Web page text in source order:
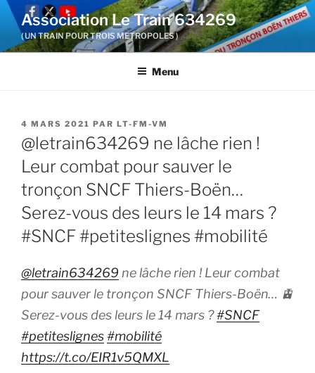
Aller
contenu
Association Le Train 634269
( UN TRAIN POUR TROIS METROPOLES )
Menu
PUBLIÉ
4 MARS 2021 PAR LT-FM-VM
@letrain634269 ne lâche rien !
Leur combat pour sauver le
tronçon SNCF Thiers-Boën…
Serez-vous des leurs le 14 mars ?
#SNCF #petiteslignes #mobilité
@letrain634269 ne lâche rien ! Leur combat
pour sauver le tronçon SNCF Thiers-Boën… 🚊
Serez-vous des leurs le 14 mars ?#SNCF
#petiteslignes#mobilité
https://t.co/EIR1v5QMXL